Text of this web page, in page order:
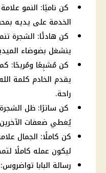
كن ناميًا: النمو
الخدمة على يديه
كن هادئًا: الشجرة
ينشغل بضوضاء
كن مُشبِعًا ومُريحًا:
يقدم الخادم كلمة
راحة.
كن ساترًا: ظل
يُغطي ضعفات الآخرين
كن كاملًا: الجمال
ليكون عمله كاملًا
رسالة البابا